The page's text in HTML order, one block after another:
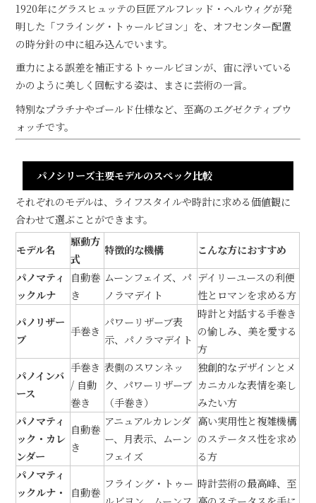
1920年にグラスヒュッテの巨匠アルフレッド・ヘルウィグが発
明した「フライング・トゥールビヨン」を、オフセンター配置
の時分針の中に組み込んでいます。
重力による誤差を補正するトゥールビヨンが、宙に浮いている
かのように美しく回転する姿は、まさに芸術の一言。
特別なプラチナやゴールド仕様など、至高のエグゼクティブウ
ォッチです。
パノシリーズ主要モデルのスペック比較
それぞれのモデルは、ライフスタイルや時計に求める価値観に
合わせて選ぶことができます。
モデル名
駆動方
式
特徴的な機構
こんな方におすすめ
パノマティ
ックルナ
自動巻
き
ムーンフェイズ、パ
ノラマデイト
デイリーユースの利便
性とロマンを求める方
パノリザー
ブ
手巻き
パワーリザーブ表
示、パノラマデイト
時計と対話する手巻き
の愉しみ、美を愛する
方
パノインバ
ース
手巻き
/ 自動
巻き
表側のスワンネッ
ク、パワーリザーブ
（手巻き）
独創的なデザインとメ
カニカルな表情を楽し
みたい方
パノマティ
ック・カレ
ンダー
自動巻
き
アニュアルカレンダ
ー、月表示、ムーン
フェイズ
高い実用性と複雑機構
のステータス性を求め
る方
パノマティ
ックルナ・
自動巻
フライング・トゥー 時計芸術の最高峰、至